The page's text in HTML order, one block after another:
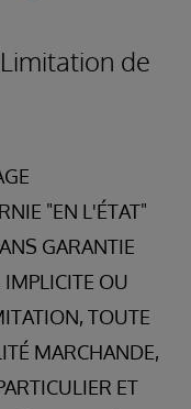
de
"EN L'ÉTAT"
GARANTIE
IMPLICITE OU
TOUTE
MARCHANDE,
ET